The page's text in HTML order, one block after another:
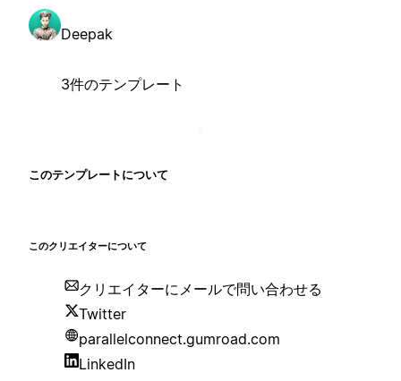
Deepak
3件のテンプレート
このテンプレートについて
このクリエイターについて
クリエイターにメールで問い合わせる
Twitter
parallelconnect.gumroad.com
LinkedIn